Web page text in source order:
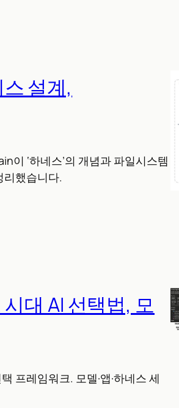
설계,
이 ‘하네스’의 개념과 파일시스템
리했습니다.
대 AI 선택법, 모
프레임워크. 모델·앱·하네스 세